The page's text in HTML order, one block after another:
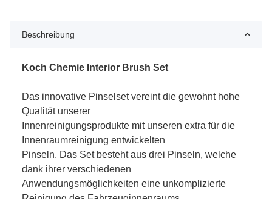
Beschreibung
Koch Chemie Interior Brush Set
Das innovative Pinselset vereint die gewohnt hohe
Qualität unserer
Innenreinigungsprodukte mit unseren extra für die
Innenraumreinigung entwickelten
Pinseln. Das Set besteht aus drei Pinseln, welche
dank ihrer verschiedenen
Anwendungsmöglichkeiten eine unkomplizierte